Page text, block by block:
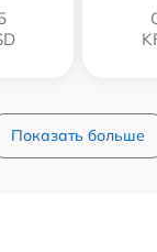
Показать больше